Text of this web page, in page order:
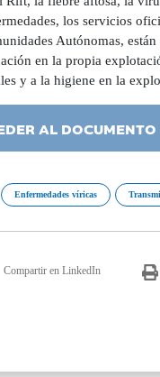
los servicios
Autónomas,
en la propia
y a la higiene en la
AL DOCUMENTO
Enfermedades víricas
Compartir en LinkedIn